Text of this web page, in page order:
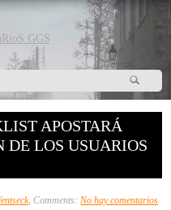
APOSTARÁ
DE LOS USUARIOS
, Comments:No hay comentariosen